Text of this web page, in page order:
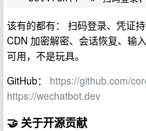
该有的都有： 扫码登录、凭证
CDN 加密解密、会话恢复、
可用，不是玩具。
GitHub： https://github.com/
https://wechatbot.dev
🤝 关于开源贡献